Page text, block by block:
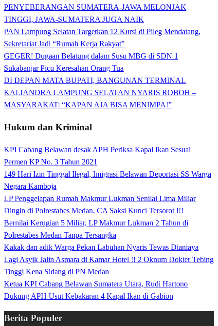
PENYEBERANGAN SUMATERA-JAWA MELONJAK
TINGGI, JAWA-SUMATERA JUGA NAIK
PAN Lampung Selatan Targetkan 12 Kursi di Pileg Mendatang,
Sekretariat Jadi “Rumah Kerja Rakyat”
GEGER! Dugaan Belatung dalam Susu MBG di SDN 1
Sukabanjar Picu Keresahan Orang Tua
DI DEPAN MATA BUPATI, BANGUNAN TERMINAL
KALIANDRA LAMPUNG SELATAN NYARIS ROBOH –
MASYARAKAT: “KAPAN AJA BISA MENIMPA!”
Hukum dan Kriminal
KPI Cabang Belawan desak APH Periksa Kapal Ikan Sesuai
Permen KP No. 3 Tahun 2021
149 Hari Izin Tinggal Ilegal, Imigrasi Belawan Deportasi SS Warga
Negara Kamboja
LP Penggelapan Rumah Makmur Lukman Senilai Lima Miliar
Dingin di Polrestabes Medan, CA Saksi Kunci Tersorot !!!
Bernilai Kerugian 5 Miliar, LP Makmur Lukman 2 Tahun di
Polrestabes Medan Tanpa Tersangka
Kakak dan adik Warga Pekan Labuhan Nyaris Tewas Dianiaya
Lagi Asyik Jalin Asmara di Kamar Hotel !! 2 Oknum Dokter Tebing
Tinggi Kena Sidang di PN Medan
Ketua KPI Cabang Belawan Sumatera Utara, Rudi Hartono
Dukung APH Usut Kebakaran 4 Kapal Ikan di Gabion
Berita Populer